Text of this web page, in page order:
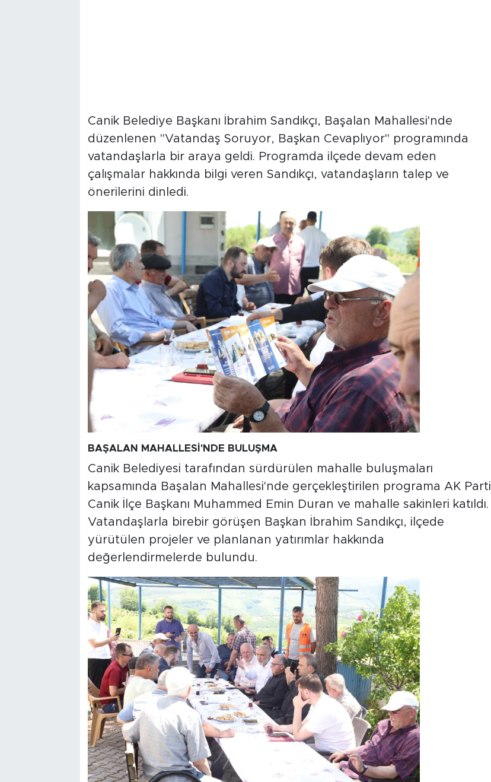
Canik Belediye Başkanı İbrahim Sandıkçı, Başalan Mahallesi'nde
düzenlenen "Vatandaş Soruyor, Başkan Cevaplıyor" programında
vatandaşlarla bir araya geldi. Programda ilçede devam eden
çalışmalar hakkında bilgi veren Sandıkçı, vatandaşların talep ve
önerilerini dinledi.
BAŞALAN MAHALLESİ'NDE BULUŞMA
Canik Belediyesi tarafından sürdürülen mahalle buluşmaları
kapsamında Başalan Mahallesi'nde gerçekleştirilen programa AK Parti
Canik İlçe Başkanı Muhammed Emin Duran ve mahalle sakinleri katıldı.
Vatandaşlarla birebir görüşen Başkan İbrahim Sandıkçı, ilçede
yürütülen projeler ve planlanan yatırımlar hakkında
değerlendirmelerde bulundu.